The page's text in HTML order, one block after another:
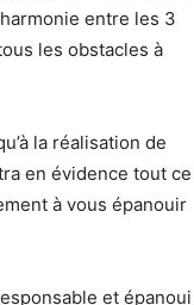
entre les 3
les obstacles à
la réalisation de
en évidence tout ce
à vous épanouir
et épanoui